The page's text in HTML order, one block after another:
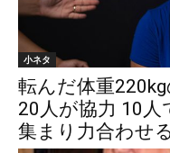
小ネタ
転んだ体重
20人が協力 10
集まり力合わせ